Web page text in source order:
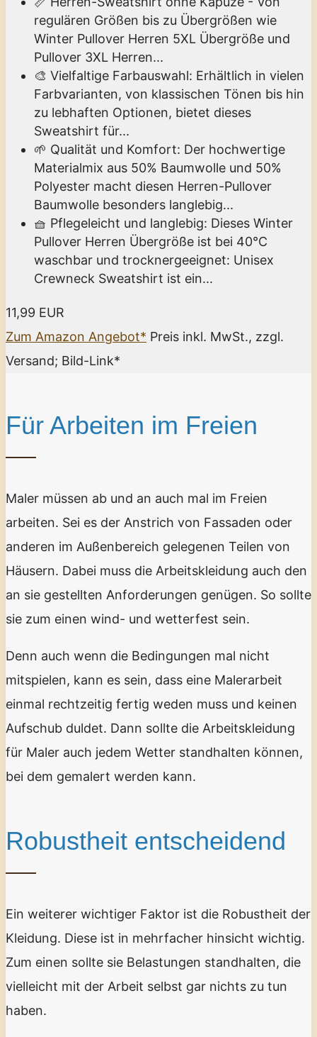
regulären Größen bis zu Übergrößen wie
Winter Pullover Herren 5XL Übergröße und
Pullover 3XL Herren...
🎨 Vielfaltige Farbauswahl: Erhältlich in vielen
Farbvarianten, von klassischen Tönen bis hin
zu lebhaften Optionen, bietet dieses
Sweatshirt für...
🌱 Qualität und Komfort: Der hochwertige
Materialmix aus 50% Baumwolle und 50%
Polyester macht diesen Herren-Pullover
Baumwolle besonders langlebig...
🧺 Pflegeleicht und langlebig: Dieses Winter
Pullover Herren Übergröße ist bei 40°C
waschbar und trocknergeeignet: Unisex
Crewneck Sweatshirt ist ein...
11,99 EUR
Zum Amazon Angebot* Preis inkl. MwSt., zzgl.
Versand; Bild-Link*
Für Arbeiten im Freien
Maler müssen ab und an auch mal im Freien
arbeiten. Sei es der Anstrich von Fassaden oder
anderen im Außenbereich gelegenen Teilen von
Häusern. Dabei muss die Arbeitskleidung auch den
an sie gestellten Anforderungen genügen. So sollte
sie zum einen wind- und wetterfest sein.
Denn auch wenn die Bedingungen mal nicht
mitspielen, kann es sein, dass eine Malerarbeit
einmal rechtzeitig fertig weden muss und keinen
Aufschub duldet. Dann sollte die Arbeitskleidung
für Maler auch jedem Wetter standhalten können,
bei dem gemalert werden kann.
Robustheit entscheidend
Ein weiterer wichtiger Faktor ist die Robustheit der
Kleidung. Diese ist in mehrfacher hinsicht wichtig.
Zum einen sollte sie Belastungen standhalten, die
vielleicht mit der Arbeit selbst gar nichts zu tun
haben.